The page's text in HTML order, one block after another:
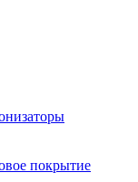
покрытие